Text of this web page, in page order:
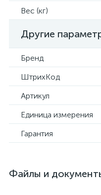
Вес (кг)
Другие
Бренд
ШтрихКод
Артикул
Единица измерения
Гарантия
Файлы и